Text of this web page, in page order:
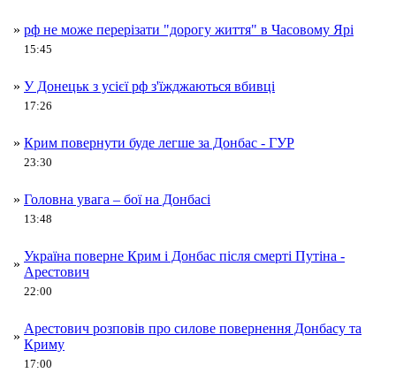
» рф не може перерізати "дорогу життя" в Часовому Ярі
15:45
» У Донецьк з усієї рф з'їжджаються вбивці
17:26
» Крим повернути буде легше за Донбас - ГУР
23:30
» Головна увага – бої на Донбасі
13:48
»
Україна поверне Крим і Донбас після смерті Путіна -
Арестович
22:00
»
Арестович розповів про силове повернення Донбасу та
Криму
17:00